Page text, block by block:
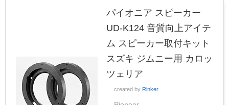
パイオニア スピーカー
UD-K124 音質向上アイテ
ム スピーカー取付キット
スズキ ジムニー用 カロッ
ツェリア
created by Rinker